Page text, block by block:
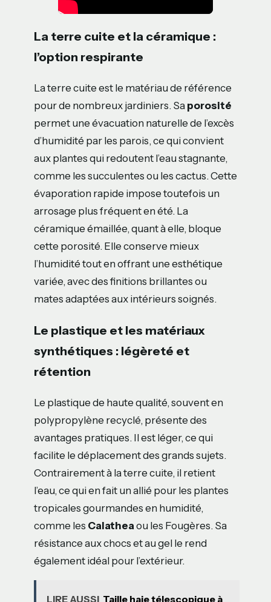
La terre cuite et la céramique :
l’option respirante
La terre cuite est le matériau de référence
pour de nombreux jardiniers. Sa porosité
permet une évacuation naturelle de l’excès
d’humidité par les parois, ce qui convient
aux plantes qui redoutent l’eau stagnante,
comme les succulentes ou les cactus. Cette
évaporation rapide impose toutefois un
arrosage plus fréquent en été. La
céramique émaillée, quant à elle, bloque
cette porosité. Elle conserve mieux
l’humidité tout en offrant une esthétique
variée, avec des finitions brillantes ou
mates adaptées aux intérieurs soignés.
Le plastique et les matériaux
synthétiques : légèreté et
rétention
Le plastique de haute qualité, souvent en
polypropylène recyclé, présente des
avantages pratiques. Il est léger, ce qui
facilite le déplacement des grands sujets.
Contrairement à la terre cuite, il retient
l’eau, ce qui en fait un allié pour les plantes
tropicales gourmandes en humidité,
comme les Calathea ou les Fougères. Sa
résistance aux chocs et au gel le rend
également idéal pour l’extérieur.
LIRE AUSSI Taille haie télescopique à